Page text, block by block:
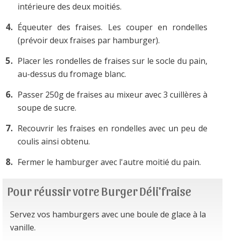
intérieure des deux moitiés.
Équeuter des fraises. Les couper en rondelles
(prévoir deux fraises par hamburger).
Placer les rondelles de fraises sur le socle du pain,
au-dessus du fromage blanc.
Passer 250g de fraises au mixeur avec 3 cuillères à
soupe de sucre.
Recouvrir les fraises en rondelles avec un peu de
coulis ainsi obtenu.
Fermer le hamburger avec l'autre moitié du pain.
Pour réussir votre Burger Déli'fraise
Servez vos hamburgers avec une boule de glace à la
vanille.